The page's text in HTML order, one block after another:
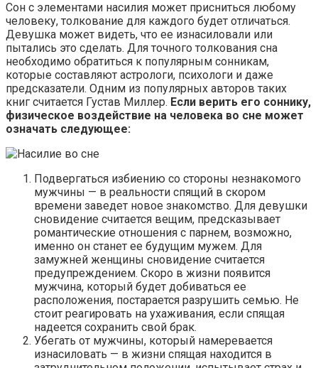
Сон с элементами насилия может присниться любому
человеку, толкование для каждого будет отличаться.
Девушка может видеть, что ее изнасиловали или
пытались это сделать. Для точного толкования сна
необходимо обратиться к популярным сонникам,
которые составляют астрологи, психологи и даже
предсказатели. Одним из популярных авторов таких
книг считается Густав Миллер. Если верить его соннику,
физическое воздействие на человека во сне может
означать следующее:
Подвергаться избиению со стороны незнакомого
мужчины — в реальности спящий в скором
времени заведет новое знакомство. Для девушки
сновидение считается вещим, предсказывает
романтические отношения с парнем, возможно,
именно он станет ее будущим мужем. Для
замужней женщины сновидение считается
предупреждением. Скоро в жизни появится
мужчина, который будет добиваться ее
расположения, постарается разрушить семью. Не
стоит реагировать на ухаживания, если спящая
надеется сохранить свой брак.
Убегать от мужчины, который намеревается
изнасиловать — в жизни спящая находится в